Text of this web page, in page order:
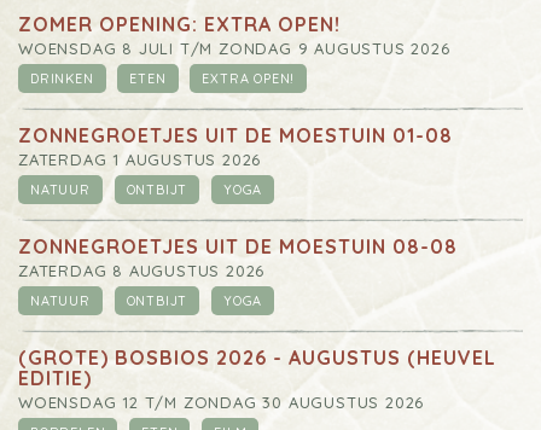
ZOMER OPENING: EXTRA OPEN!
WOENSDAG 8 JULI T/M ZONDAG 9 AUGUSTUS 2026
DRINKEN ETEN EXTRA OPEN!
ZONNEGROETJES UIT DE MOESTUIN 01-08
ZATERDAG 1 AUGUSTUS 2026
NATUUR ONTBIJT YOGA
ZONNEGROETJES UIT DE MOESTUIN 08-08
ZATERDAG 8 AUGUSTUS 2026
NATUUR ONTBIJT YOGA
(GROTE) BOSBIOS 2026 - AUGUSTUS (HEUVEL
EDITIE)
WOENSDAG 12 T/M ZONDAG 30 AUGUSTUS 2026